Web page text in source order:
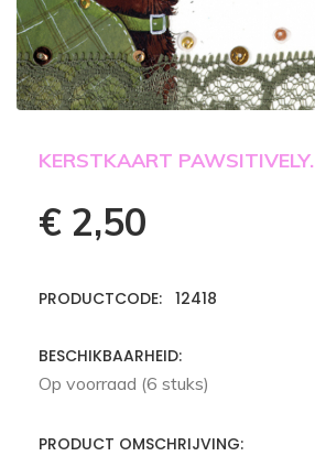
KERSTKAART PAWSITIVELY.
€ 2,50
PRODUCTCODE: 12418
BESCHIKBAARHEID:
Op voorraad (6 stuks)
PRODUCT OMSCHRIJVING: